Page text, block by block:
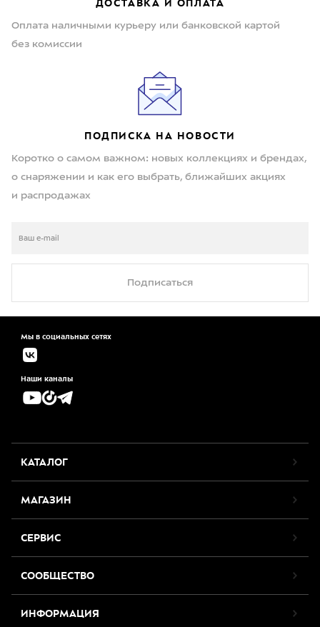
ДОСТАВКА И ОПЛАТА
Оплата наличными курьеру или банковской картой
без комиссии
ПОДПИСКА НА НОВОСТИ
Коротко о самом важном: новых коллекциях и брендах,
о снаряжении и как его выбрать, ближайших акциях
и распродажах
Подписаться
Мы в социальных сетях
Наши каналы
КАТАЛОГ
МАГАЗИН
СЕРВИС
СООБЩЕСТВО
ИНФОРМАЦИЯ